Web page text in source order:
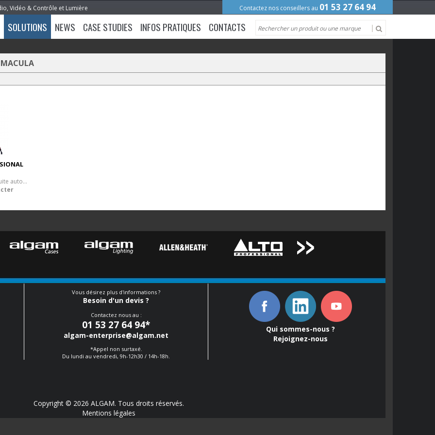
Vidéo & Contrôle et Lumière Contactez nos conseillers au 01 53 27 64 94
SOLUTIONS NEWS CASE STUDIES INFOS PRATIQUES CONTACTS
MACULA
Système de poursuite automatique
Vous désirez plus d'informations ?
Besoin d'un devis ?
Contactez nous au :
01 53 27 64 94*
algam-enterprise@algam.net
*Appel non surtaxé.
Du lundi au vendredi, 9h-12h30 / 14h-18h.
Qui sommes-nous ?
Rejoignez-nous
Copyright © 2026 ALGAM. Tous droits réservés.
Mentions légales